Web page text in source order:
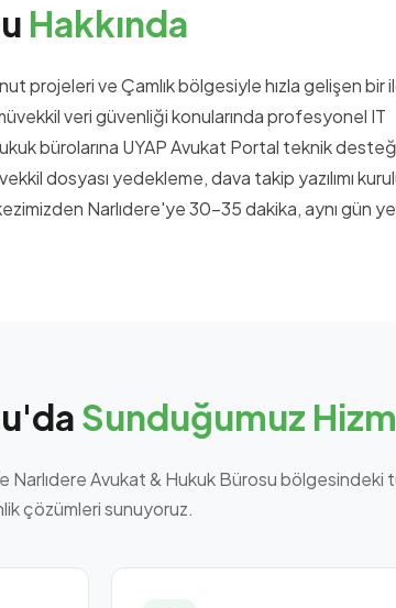
Hakkında
projeleri ve Çamlık bölgesiyle hızla gelişen bir
veri güvenliği konularında profesyonel IT
bürolarına UYAP Avukat Portal teknik
dosyası yedekleme, dava takip yazılımı
Narlıdere'ye 30-35 dakika, aynı gün
Sunduğumuz
Narlıdere Avukat & Hukuk Bürosu bölgesindeki
çözümleri sunuyoruz.